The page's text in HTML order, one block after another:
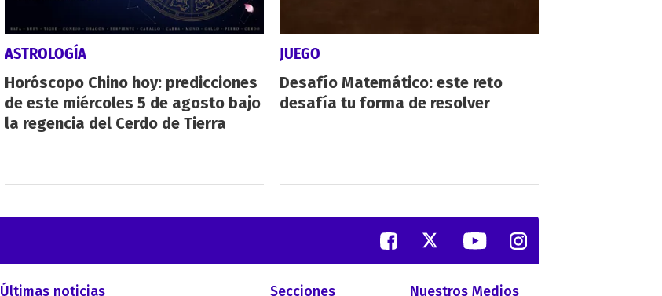
ASTROLOGÍA
Horóscopo Chino hoy: predicciones
de este miércoles 5 de agosto bajo
la regencia del Cerdo de Tierra
JUEGO
Desafío Matemático: este reto
desafía tu forma de resolver
Últimas noticias Secciones Nuestros Medios